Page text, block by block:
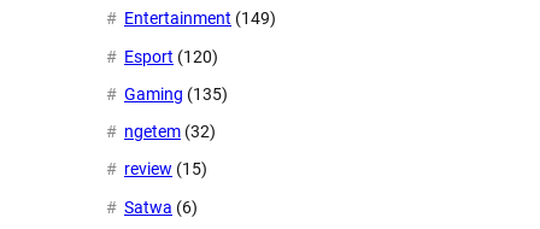
Entertainment (149)
Esport (120)
Gaming (135)
ngetem (32)
review (15)
Satwa (6)